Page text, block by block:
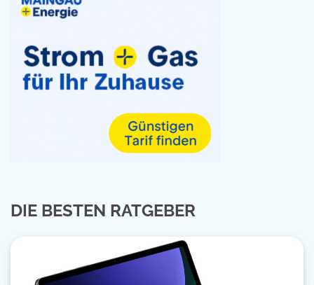
DIE BESTEN RATGEBER